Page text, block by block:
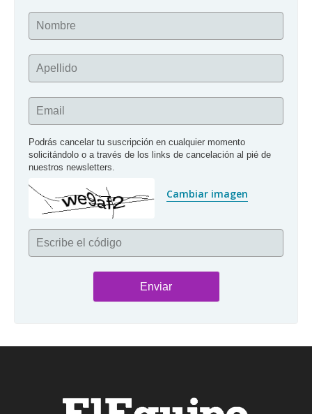
Nombre
Apellido
Email
Podrás cancelar tu suscripción en cualquier momento
solicitándolo o a través de los links de cancelación al pié de
nuestros newsletters.
Cambiar imagen
Escribe el código